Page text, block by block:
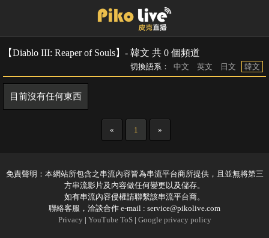
【Diablo III: Reaper of Souls】- 韓文 共 0 個頻道
切換語系： 中文 英文 日文 韓文
目前沒有任何東西
« 1 »
免責聲明：本網站所包含之串流內容皆為串流平台商所提供，且並無將第三
方串流影片及內容做任何變更以及儲存。
如有串流內容侵權請聯繫該串流平台商。
聯絡客服，洽談合作 e-mail : service@pikolive.com
Privacy | YouTube ToS| Google privacy policy